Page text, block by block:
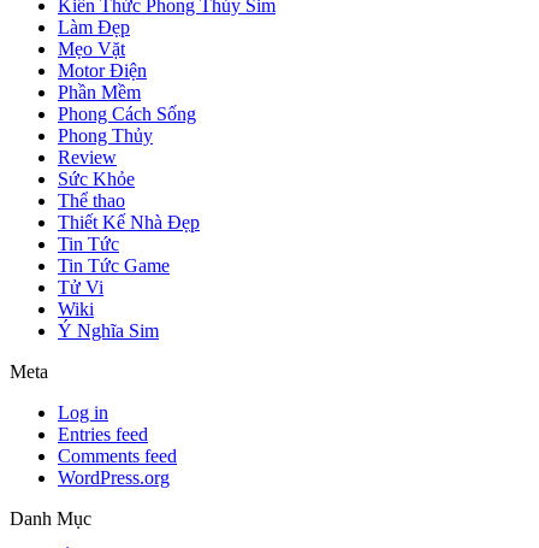
Kiến Thức Phong Thủy Sim
Làm Đẹp
Mẹo Vặt
Motor Điện
Phần Mềm
Phong Cách Sống
Phong Thủy
Review
Sức Khỏe
Thể thao
Thiết Kế Nhà Đẹp
Tin Tức
Tin Tức Game
Tử Vi
Wiki
Ý Nghĩa Sim
Meta
Log in
Entries feed
Comments feed
WordPress.org
Danh Mục